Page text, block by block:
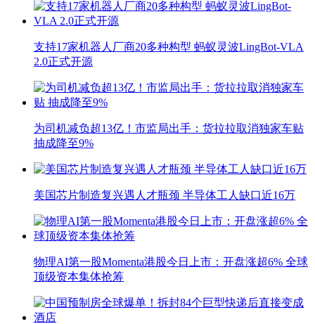
支持17家机器人厂商20多种构型 蚂蚁灵波LingBot-VLA
2.0正式开源
为司机减负超13亿！市监局出手：货拉拉取消独家车贴
抽成降至9%
美国芯片制造复兴遇人才瓶颈 半导体工人缺口近16万
物理AI第一股Momenta港股今日上市：开盘涨超6% 全球
顶级资本集体抢筹